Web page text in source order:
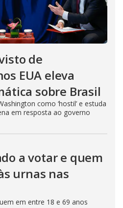
de
EUA eleva
sobre Brasil
como ‘hostil’ e estuda
em resposta ao governo
a votar e quem
urnas nas
em entre 18 e 69 anos